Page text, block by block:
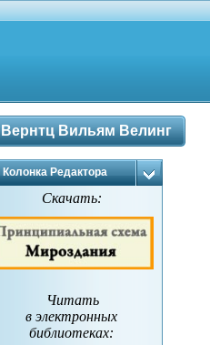
Вернтц Вильям Велинг
Колонка Редактора
Скачать:
Читать
в электронных
библиотеках: